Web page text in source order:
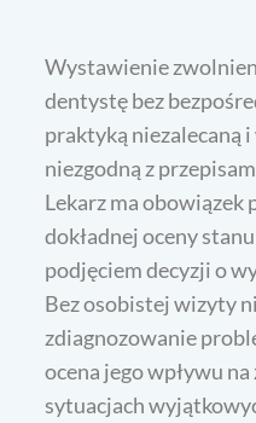
Wystawienie
dentystę bez
praktyką niezalecaną
niezgodną z
Lekarz ma obowiązek
dokładnej oceny
podjęciem decyzji o
Bez osobistej wizyty
zdiagnozowanie
ocena jego wpływu
sytuacjach